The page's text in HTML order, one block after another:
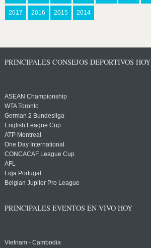
2017 2016 2015 2014
PRINCIPALES CONSEJOS DEPORTIVOS HOY
ASEAN Championship
WTA Toronto
German 2 Bundesliga
English League Cup
ATP Montreal
One Day International
CONCACAF League Cup
AFL
Liga Portugal
Belgian Jupiler Pro League
PRINCIPALES EVENTOS EN VIVO HOY
Vietnam - Cambodia